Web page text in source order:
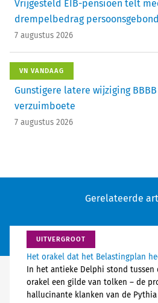
Vrijgesteld EIB-pensioen telt
drempelbedrag
7 augustus 2026
VN VANDAAG
Gunstigere latere wijziging
verzuimboete
7 augustus 2026
Gerelateerde
UITVERGROOT
Het orakel dat het Belastingplan
In het antieke Delphi stond tussen
orakel een gilde van tolken – de
hallucinante klanken van de